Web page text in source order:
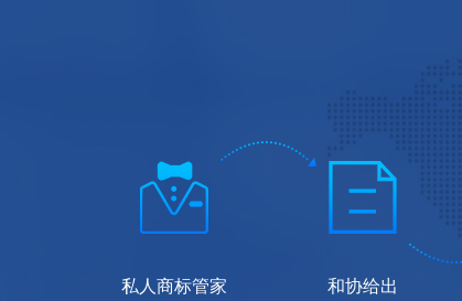
私人商标管家
和协给出